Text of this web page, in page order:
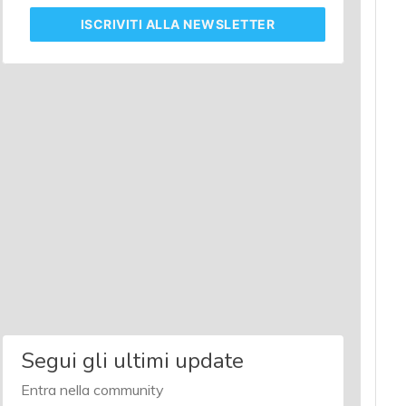
ISCRIVITI ALLA NEWSLETTER
Segui gli ultimi update
Entra nella community